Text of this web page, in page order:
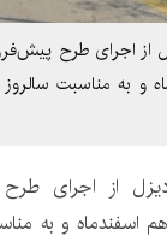
از اجرای طرح
و به مناسبت
از اجرای
اسفندماه و به